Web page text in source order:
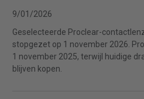
9/01/2026
Geselecteerde Proclear-
stopgezet op 1 november 2026.
1 november 2025, terwijl huidige
blijven kopen.